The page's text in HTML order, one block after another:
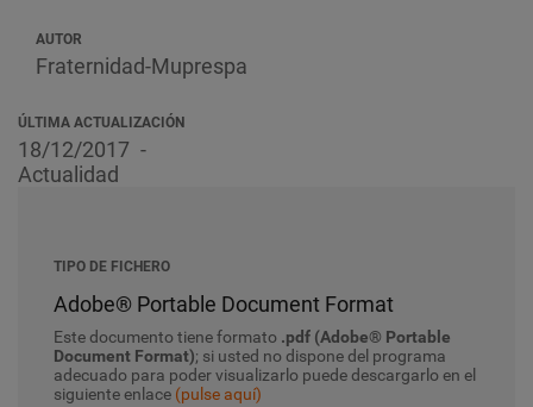
AUTOR
Fraternidad-Muprespa
ÚLTIMA ACTUALIZACIÓN
18/12/2017
Actualidad
TIPO DE FICHERO
Adobe® Portable Document Format
Este documento tiene formato .pdf (Adobe® Portable
Document Format); si usted no dispone del programa
adecuado para poder visualizarlo puede descargarlo en el
siguiente enlace (pulse aquí)